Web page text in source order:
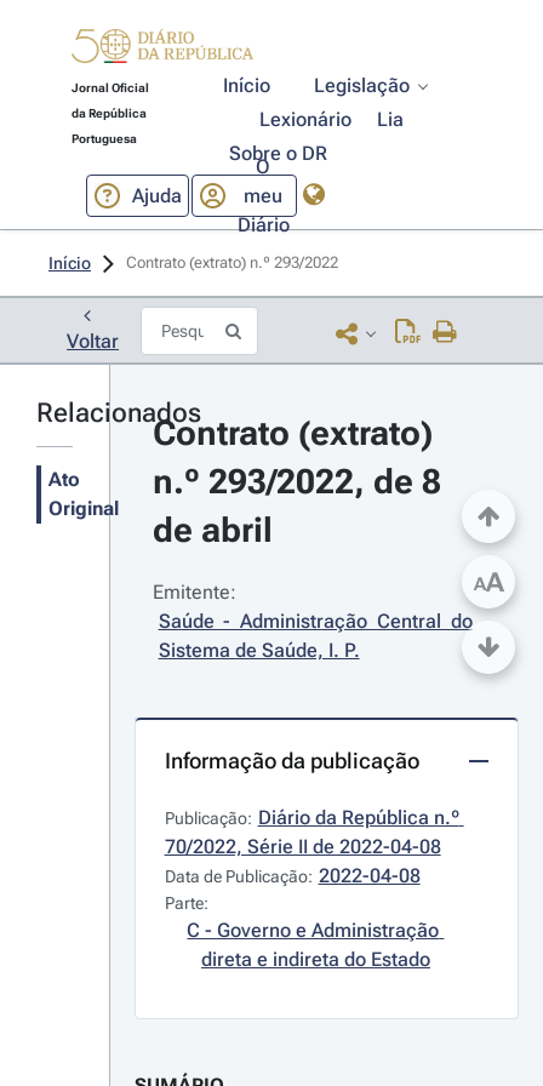
Jornal Oficial
da República
Portuguesa
Início
Legislação
Lexionário
Lia
Sobre o DR
Ajuda
O
meu
Diário
Início Contrato (extrato) n.º 293/2022
Voltar
Relacionados
Ato
Original
Contrato (extrato)
n.º 293/2022, de 8
de abril
Emitente:
Saúde - Administração Central do
Sistema de Saúde, I. P.
Informação da publicação
Publicação: Diário da República n.º
70/2022, Série II de 2022-04-08
Data de Publicação: 2022-04-08
Parte:
C - Governo e Administração
direta e indireta do Estado
AA